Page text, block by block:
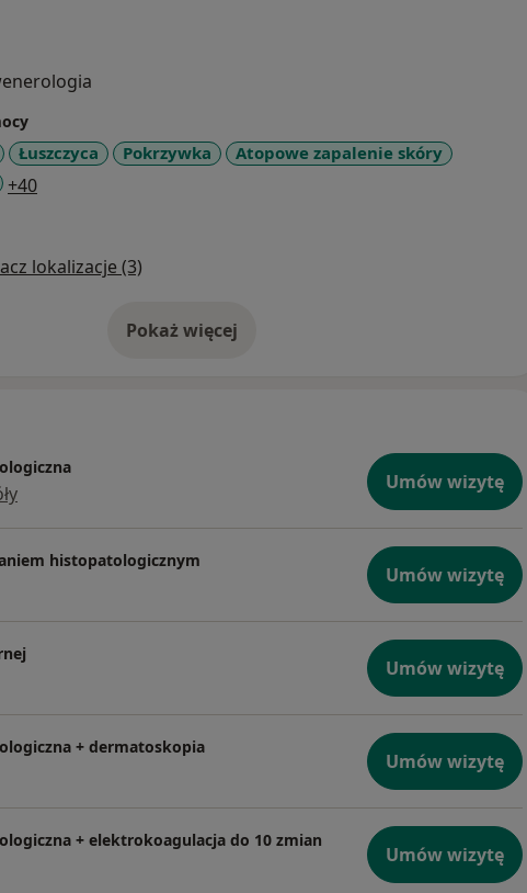
Łuszczyca Pokrzywka
Atopowe zapalenie skóry
+40a11y_sr_more_diseases
lokalizacje (3)
Pokaż więcejo doświadczeniu
Umów wizytę
histopatologicznym
Umów wizytę
Umów wizytę
+ dermatoskopia
Umów wizytę
+ elektrokoagulacja do 10 zmian
Umów wizytę